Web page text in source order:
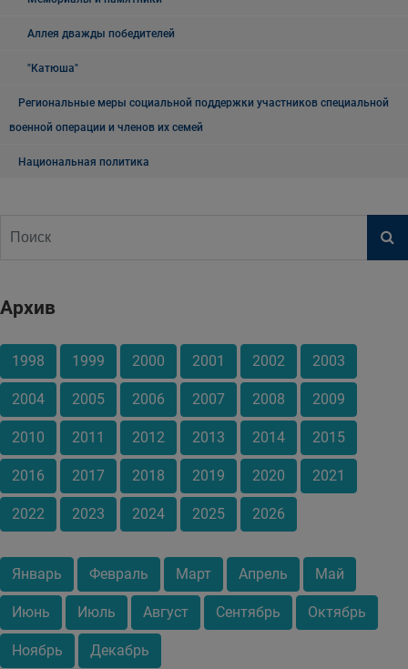
Аллея дважды победителей
"Катюша"
Региональные меры социальной поддержки участников специальной
военной операции и членов их семей
Национальная политика
Архив
1998 1999 2000 2001 2002 2003
2004 2005 2006 2007 2008 2009
2010 2011 2012 2013 2014 2015
2016 2017 2018 2019 2020 2021
2022 2023 2024 2025 2026
Январь Февраль Март Апрель Май
Июнь Июль Август Сентябрь Октябрь
Ноябрь Декабрь